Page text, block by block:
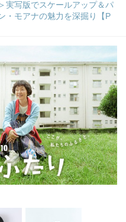
実写版でスケールアップ＆パ
・モアナの魅力を深掘り【P